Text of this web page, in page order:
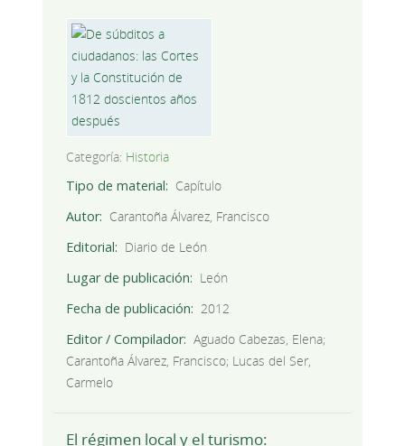
Categoría: Historia
Tipo de material
Capítulo
Autor
Carantoña Álvarez, Francisco
Editorial
Diario de León
Lugar de publicación
León
Fecha de publicación
2012
Editor / Compilador
Aguado Cabezas, Elena;
Carantoña Álvarez, Francisco; Lucas del Ser,
Carmelo
El régimen local y el turismo: